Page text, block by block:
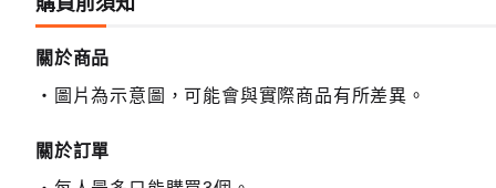
關於商品
圖片為示意圖，可能會與實際商品有所差異。
關於訂單